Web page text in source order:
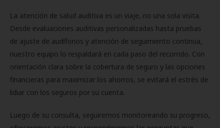
La atención de salud auditiva es un viaje, no una sola visita.
Desde evaluaciones auditivas personalizadas hasta pruebas
de ajuste de audífonos y atención de seguimiento continua,
nuestro equipo lo respaldará en cada paso del recorrido. Con
orientación clara sobre la cobertura de seguro y las opciones
financieras para maximizar los ahorros, se evitará el estrés de
lidiar con los seguros por su cuenta.
Luego de su consulta, seguiremos monitoreando su progreso,